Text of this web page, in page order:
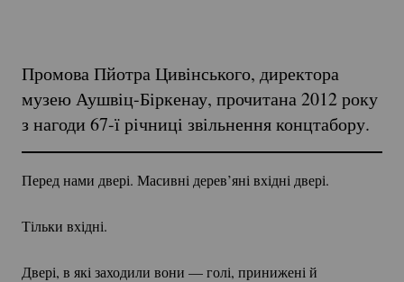
Промова Пйотра Цивінського, директора
музеюАушвіц-Біркенау, прочитана 2012 року
з нагоди 67-ї річниці звільнення концтабору.
Перед нами двері. Масивні дерев’яні вхідні двері.
Тільки вхідні.
Двері, в які заходили вони — голі, принижені й